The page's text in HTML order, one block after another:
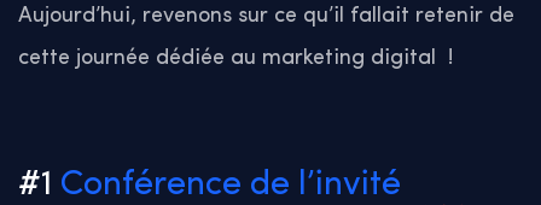
Aujourd’hui, revenons sur ce qu’il fallait retenir de
cette journée dédiée au marketing digital !
#1 Conférence de l’invité